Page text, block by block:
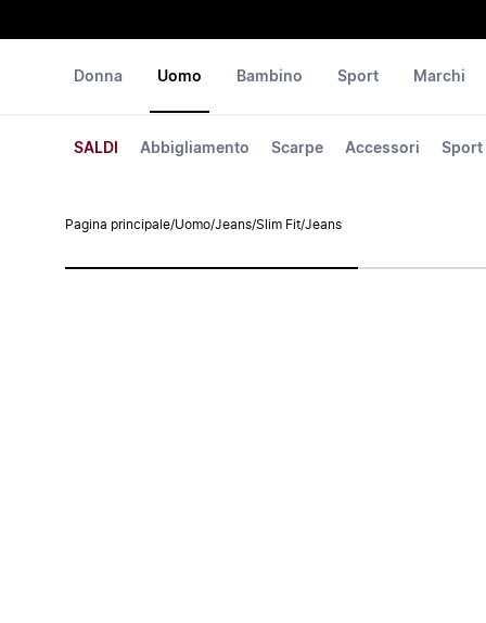
Donna Uomo
SALDI Abbigliamento Scarpe Accessori Sport
Bambino Sport Marchi
Pagina principale/Uomo/Jeans/Slim Fit/Jeans